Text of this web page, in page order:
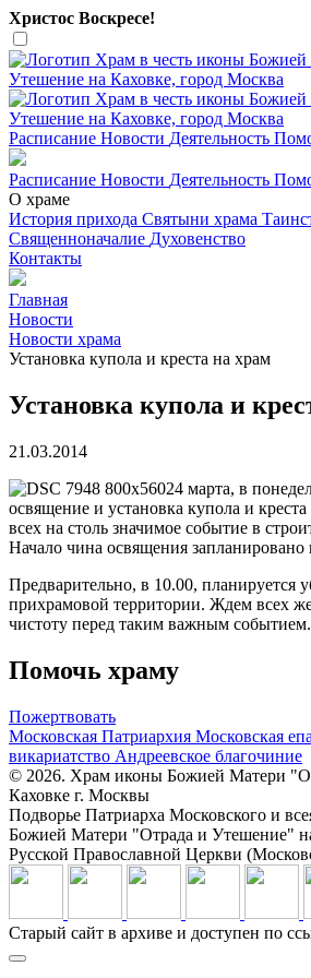
Христос Воскресе!
Расписание Новости Деятельность
Расписание Новости Деятельность
О храме
История прихода Святыни храма
Священноначалие Духовенство
Контакты
Главная
Новости
Новости храма
Установка купола и креста на храм
Установка купола и
21.03.2014
24 марта, в
освящение и установка купола и
всех на столь значимое событие в
Начало чина освящения запланировано
Предварительно, в 10.00, планируется
прихрамовой территории. Ждем всех
чистоту перед таким важным событием.
Помочь храму
Пожертвовать
Московская Патриархия Московская
викариатство Андреевское благочиние
© 2026. Храм иконы Божией Матери
Каховке г. Москвы
Подворье Патриарха Московского и
Божией Матери "Отрада и Утешение"
Русской Православной Церкви
Старый сайт в архиве и доступен по